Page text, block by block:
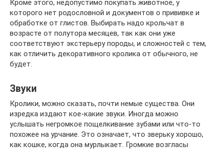
Кроме этого, недопустимо покупать животное, у
которого нет родословной и документов о прививке и
обработке от глистов. Выбирать надо крольчат в
возрасте от полутора месяцев, так как они уже
соответствуют экстерьеру породы, и сложностей с тем,
как отличить декоративного кролика от обычного, не
будет.
Звуки
Кролики, можно сказать, почти немые существа. Они
изредка издают кое-какие звуки. Иногда можно
услышать негромкое пощелкивание зубами или что-то
похожее на урчание. Это означает, что зверьку хорошо,
как кошке, когда она мурлыкает. Громкие возгласы